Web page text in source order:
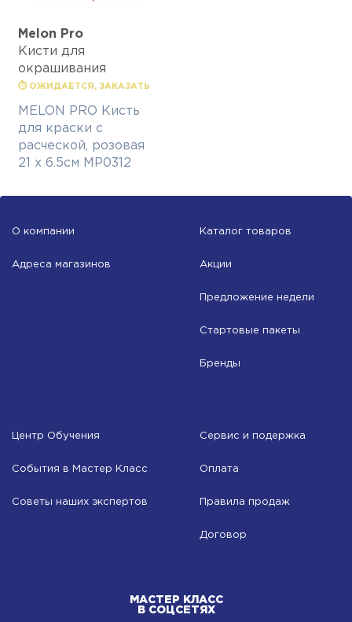
Melon Pro
Кисти для
окрашивания
⏱ ОЖИДАЕТСЯ, ЗАКАЗАТЬ
MELON PRO Кисть
для краски с
расческой, розовая
21 х 6.5см MP0312
О компании
Адреса магазинов
Каталог товаров
Акции
Предложение недели
Стартовые пакеты
Бренды
Центр Обучения
События в Мастер Класс
Советы наших экспертов
Сервис и подержка
Оплата
Правила продаж
Договор
МАСТЕР КЛАСС
В СОЦСЕТЯХ